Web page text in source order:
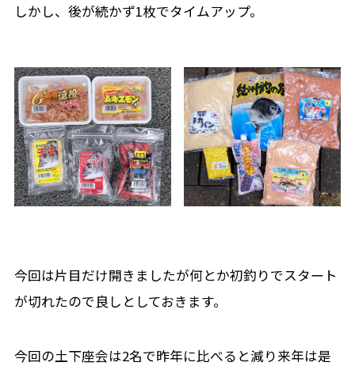
しかし、後が続かず1枚でタイムアップ。
今回は片目だけ開きましたが何とか初釣りでスタート
が切れたので良しとしておきます。
今回の土下座会は2名で昨年に比べると減り来年は是